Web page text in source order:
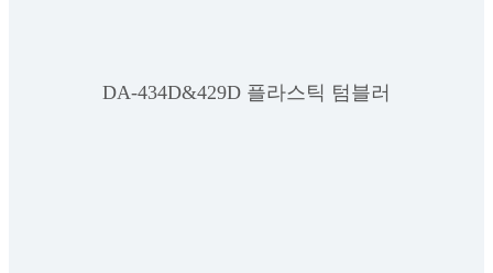
DA-434D&429D 플라스틱 텀블러